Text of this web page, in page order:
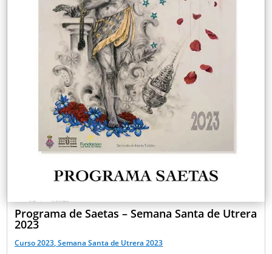
Programa de Saetas – Semana Santa de Utrera
2023
Curso 2023,Semana Santa de Utrera 2023